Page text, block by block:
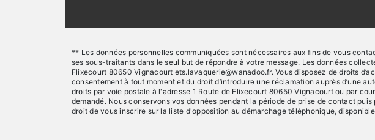
** Les données personnelles communiquées sont nécessaires aux fins de vous
ses sous-traitants dans le seul but de répondre à votre message. Les données
Flixecourt 80650 Vignacourt ets.lavaquerie@wanadoo.fr. Vous disposez de droits
consentement à tout moment et du droit d’introduire une réclamation auprès d’une
droits par voie postale à l'adresse 1 Route de Flixecourt 80650 Vignacourt ou par
demandé. Nous conservons vos données pendant la période de prise de contact
droit de vous inscrire sur la liste d'opposition au démarchage téléphonique,